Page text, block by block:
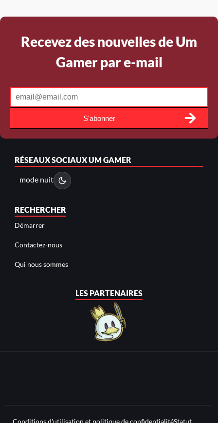
Recevez des nouvelles de Um
Gamer par e-mail
S'abonner
RÉSEAUX SOCIAUXUM GAMER
mode nuit
RECHERCHER
Démarrer
Contactez-nous
Qui nous sommes
LES PARTENAIRES
Conditions d'utilisation et politique de confidentialitéStatut